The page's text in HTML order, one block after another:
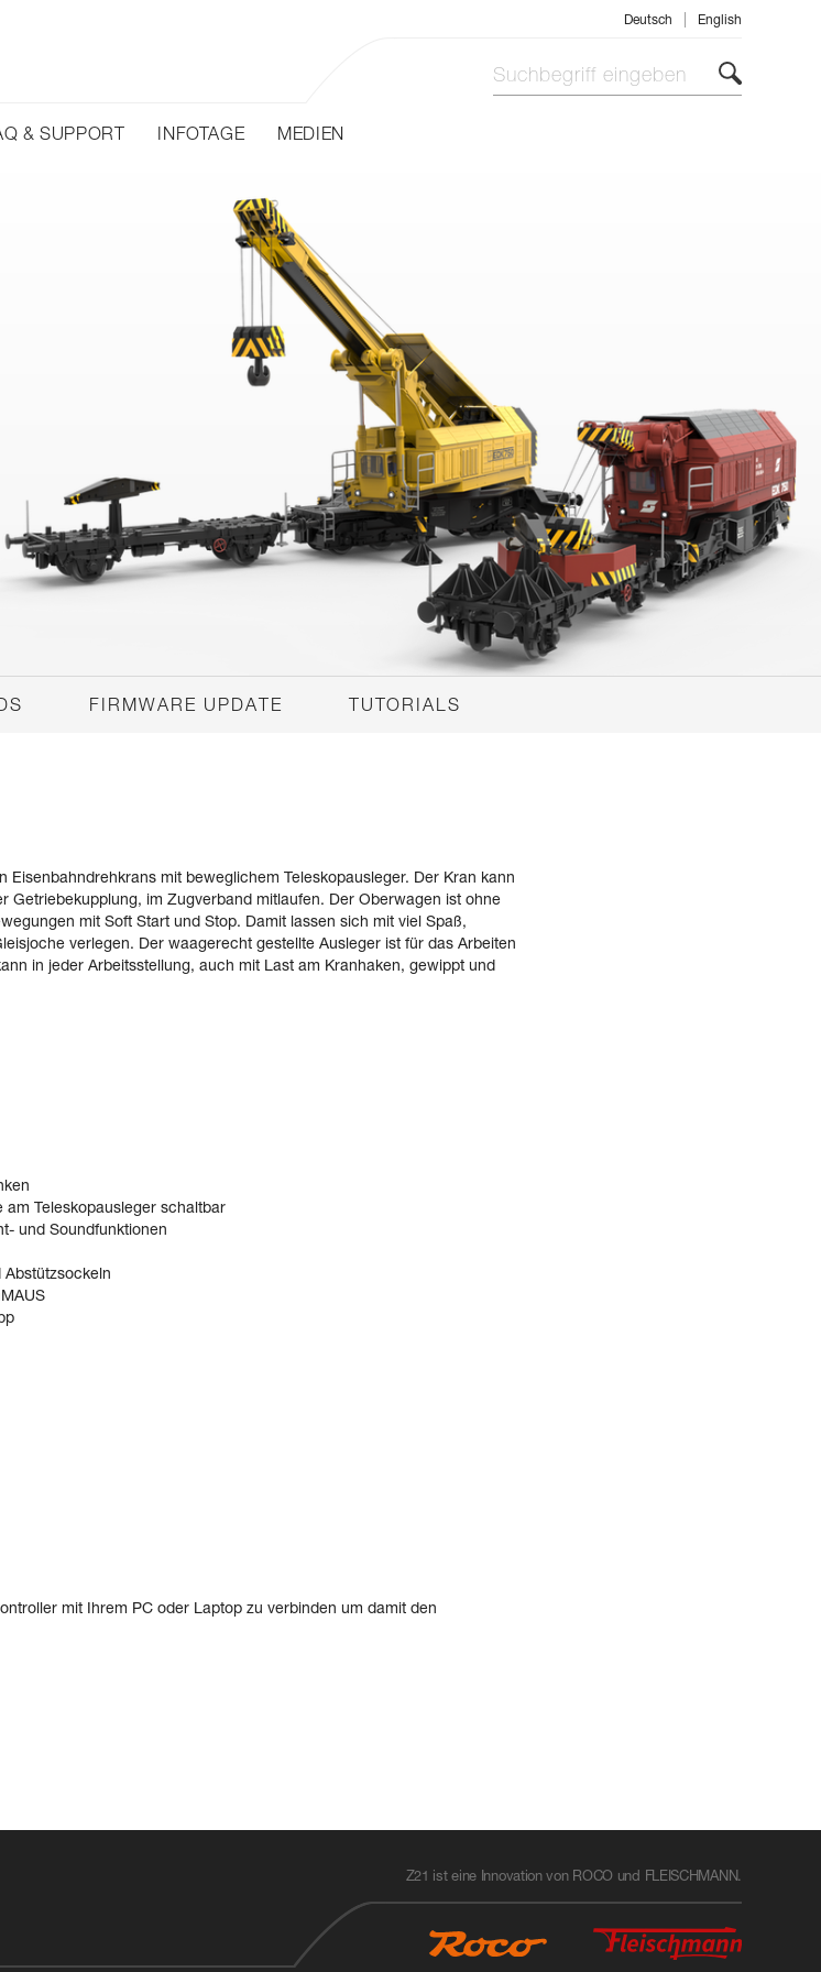
Deutsch | English
& SUPPORT INFOTAGE MEDIEN
FIRMWARE UPDATE TUTORIALS
mit beweglichem Teleskopausleger. Der Kran kann
Getriebekupplung, im Zugverband mitlaufen. Der Oberwagen ist ohne
mit Soft Start und Stop. Damit lassen sich mit viel Spaß,
verlegen. Der waagerecht gestellte Ausleger ist für das Arbeiten
in jeder Arbeitsstellung, auch mit Last am Kranhaken, gewippt und
Teleskopausleger schaltbar
und Soundfunktionen
mit Ihrem PC oder Laptop zu verbinden um damit den
Z21 ist eine Innovation von ROCO und FLEISCHMANN.